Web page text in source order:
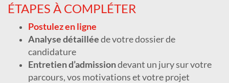
ÉTAPES À COMPLÉTER
Postulez en ligne
Analyse détailléede votre dossier de
candidature
Entretien d’admissiondevant un jury sur votre
parcours, vos motivations et votre projet